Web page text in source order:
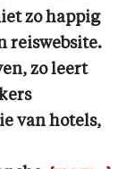
zo happig
reiswebsite.
zo leert
van hotels,